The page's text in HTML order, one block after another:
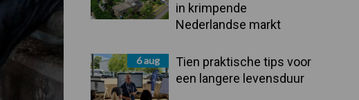
in krimpende
Nederlandse markt
6 aug
Tien praktische tips voor
een langere levensduur